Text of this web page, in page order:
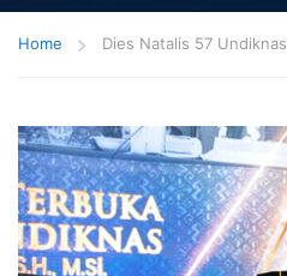
Home Dies Natalis 57 Undiknas